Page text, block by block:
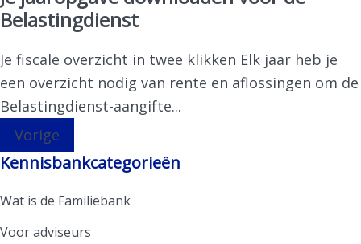
Belastingdienst
Je fiscale overzicht in twee klikken Elk jaar heb je
een overzicht nodig van rente en aflossingen om de
Belastingdienst-aangifte...
Vorige
Kennisbankcategorieën
Wat is de Familiebank
Voor adviseurs